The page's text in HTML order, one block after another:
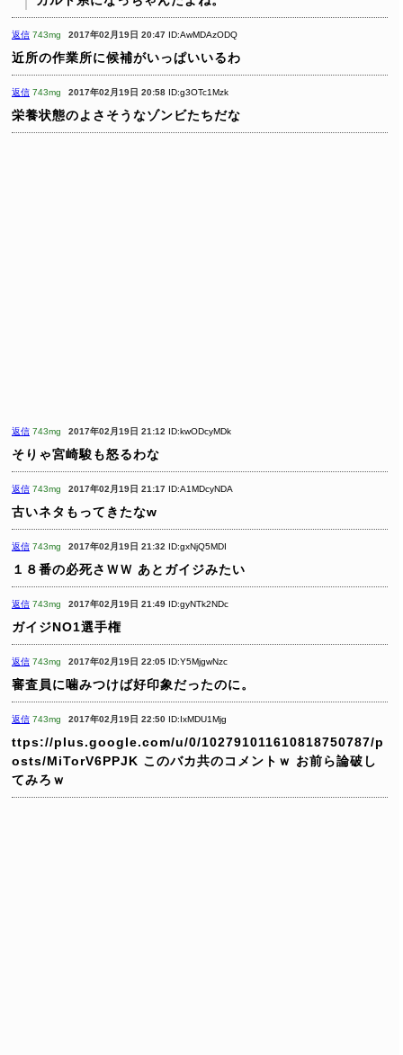
返信 743mg 2017年02月19日 20:47 ID:AwMDAzODQ
近所の作業所に候補がいっぱいいるわ
返信 743mg 2017年02月19日 20:58 ID:g3OTc1Mzk
栄養状態のよさそうなゾンビたちだな
返信 743mg 2017年02月19日 21:12 ID:kwODcyMDk
そりゃ宮崎駿も怒るわな
返信 743mg 2017年02月19日 21:17 ID:A1MDcyNDA
古いネタもってきたなw
返信 743mg 2017年02月19日 21:32 ID:gxNjQ5MDI
１８番の必死さＷＷ あとガイジみたい
返信 743mg 2017年02月19日 21:49 ID:gyNTk2NDc
ガイジNO1選手権
返信 743mg 2017年02月19日 22:05 ID:Y5MjgwNzc
審査員に噛みつけば好印象だったのに。
返信 743mg 2017年02月19日 22:50 ID:IxMDU1Mjg
ttps://plus.google.com/u/0/102791011610818750787/p
osts/MiTorV6PPJK このバカ共のコメントｗ お前ら論破し
てみろｗ